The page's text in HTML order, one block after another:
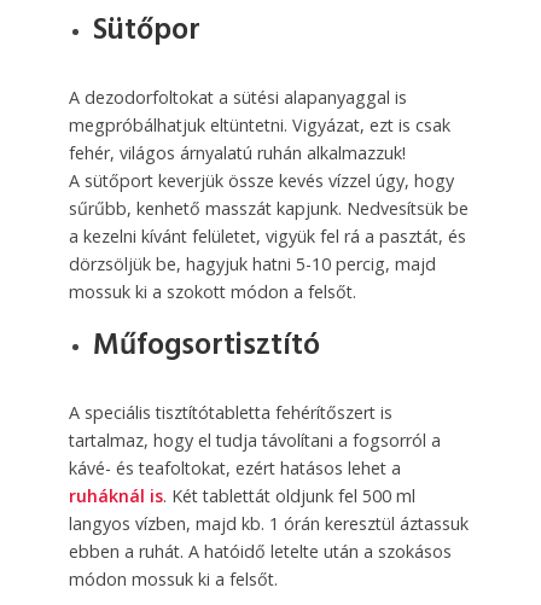
Sütőpor
A dezodorfoltokat a sütési alapanyaggal is
megpróbálhatjuk eltüntetni. Vigyázat, ezt is csak
fehér, világos árnyalatú ruhán alkalmazzuk!
A sütőport keverjük össze kevés vízzel úgy, hogy
sűrűbb, kenhető masszát kapjunk. Nedvesítsük be
a kezelni kívánt felületet, vigyük fel rá a pasztát, és
dörzsöljük be, hagyjuk hatni 5-10 percig, majd
mossuk ki a szokott módon a felsőt.
Műfogsor­tisztító
A speciális tisztítótabletta fehérítőszert is
tartalmaz, hogy el tudja távolítani a fogsorról a
kávé- és teafoltokat, ezért hatásos lehet a
ruháknál is. Két tablettát oldjunk fel 500 ml
langyos vízben, majd kb. 1 órán keresztül áztassuk
ebben a ruhát. A hatóidő letelte után a szokásos
módon mossuk ki a felsőt.